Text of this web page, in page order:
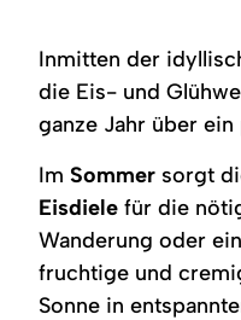
Inmitten der
die Eis- und
ganze Jahr über
ImSommer sorgt
Eisdiele für die
Wanderung oder
fruchtige und
Sonne in